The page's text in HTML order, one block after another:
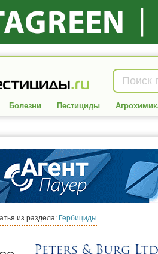
Болезни Пестициды
из раздела: Гербициды